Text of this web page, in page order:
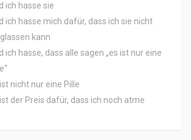
ich hasse sie
ich hasse mich dafür, dass ich sie nicht
kann
ich hasse, dass alle sagen „es ist nur eine
nicht nur eine Pille
ist der Preis dafür, dass ich noch atme